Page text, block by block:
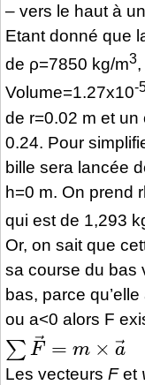
– vers le haut à
Etant donné que
de ρ=7850 kg/m3
Volume=1.27x10-
de r=0.02 m et
0.24. Pour
bille sera lancée
h=0 m. On prend
qui est de 1,293
Or, on sait que
sa course du bas
bas, parce
ou a<0 alors F
∑F → →
Les vecteurs Fet